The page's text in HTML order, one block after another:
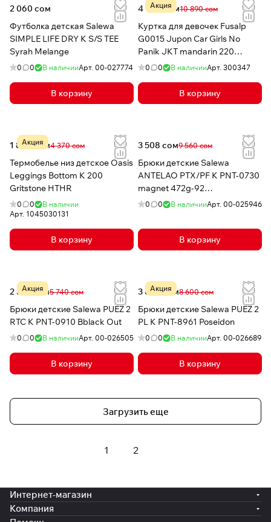
2 060 сом
Футболка детская Salewa
SIMPLE LIFE DRY K S/S TEE
Syrah Melange
0 0 В наличииАрт. 00-027774
В корзину
Акция
4 999 сом10 890 сом
Куртка для девочек Fusalp
G0015 Jupon Car Girls No
Panik JKT mandarin 220
Мандарин
0 0 В наличииАрт. 300347
В корзину
Акция
1 899 сом4 370 сом
Термобелье низ детское Oasis
Leggings Bottom K 200
Gritstone HTHR
0 0
В наличии
Арт. 1045030131
В корзину
3 508 сом9 560 сом
Брюки детские Salewa
ANTELAO PTX/PF K PNT-0730
magnet 472g-92
powertex/powerloft
0 0 В наличииАрт. 00-025946
В корзину
Акция
2 342 сом5 740 сом
Брюки детские Salewa PUEZ 2
RTC K PNT-0910 Bblack Out
0 0 В наличииАрт. 00-026505
В корзину
Акция
3 844 сом8 600 сом
Брюки детские Salewa PUEZ 2
PL K PNT-8961 Poseidon
0 0 В наличииАрт. 00-026689
В корзину
Загрузить еще
1 2
Интернет-магазин
Компания